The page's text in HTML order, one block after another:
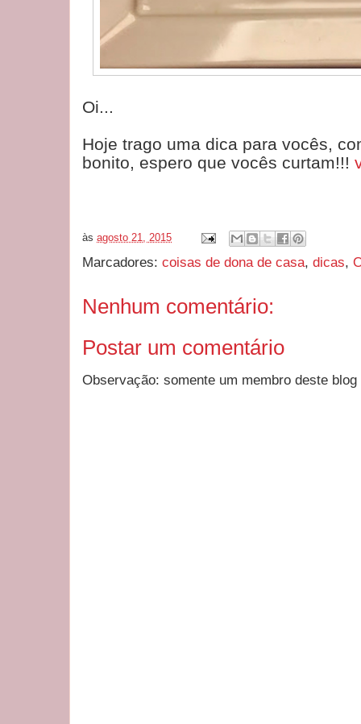
Oi...
Hoje trago uma dica para vocês,
bonito, espero que vocês curtam!!!
às agosto 21, 2015
Marcadores: coisas de dona de casa, dicas,
Nenhum comentário:
Postar um comentário
Observação: somente um membro deste